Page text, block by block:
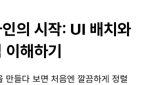
의 시작: UI 배치와
해하기
만들다 보면 처음엔 깔끔하게 정렬